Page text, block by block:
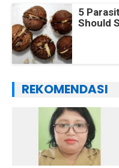
5
Should
REKOMENDASI